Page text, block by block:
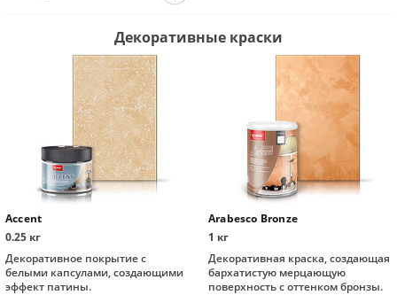
Декоративные краски
Accent
0.25 кг
Декоративное покрытие с
белыми капсулами, создающими
эффект патины.
Arabesco Bronze
1 кг
Декоративная краска, создающая
бархатистую мерцающую
поверхность с оттенком бронзы.